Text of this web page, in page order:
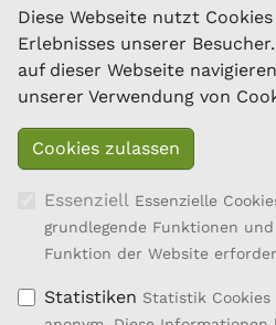
Diese Webseite nutzt
Erlebnisses unserer
auf dieser Webseite
unserer Verwendung von
Essenziell Essenzielle
grundlegende Funktionen
Funktion der Website
Statistiken Statistik
Ziegen
Dresdner Straße 89/B1/18
1200 Wien
Tel.: 01/334 17 21-40